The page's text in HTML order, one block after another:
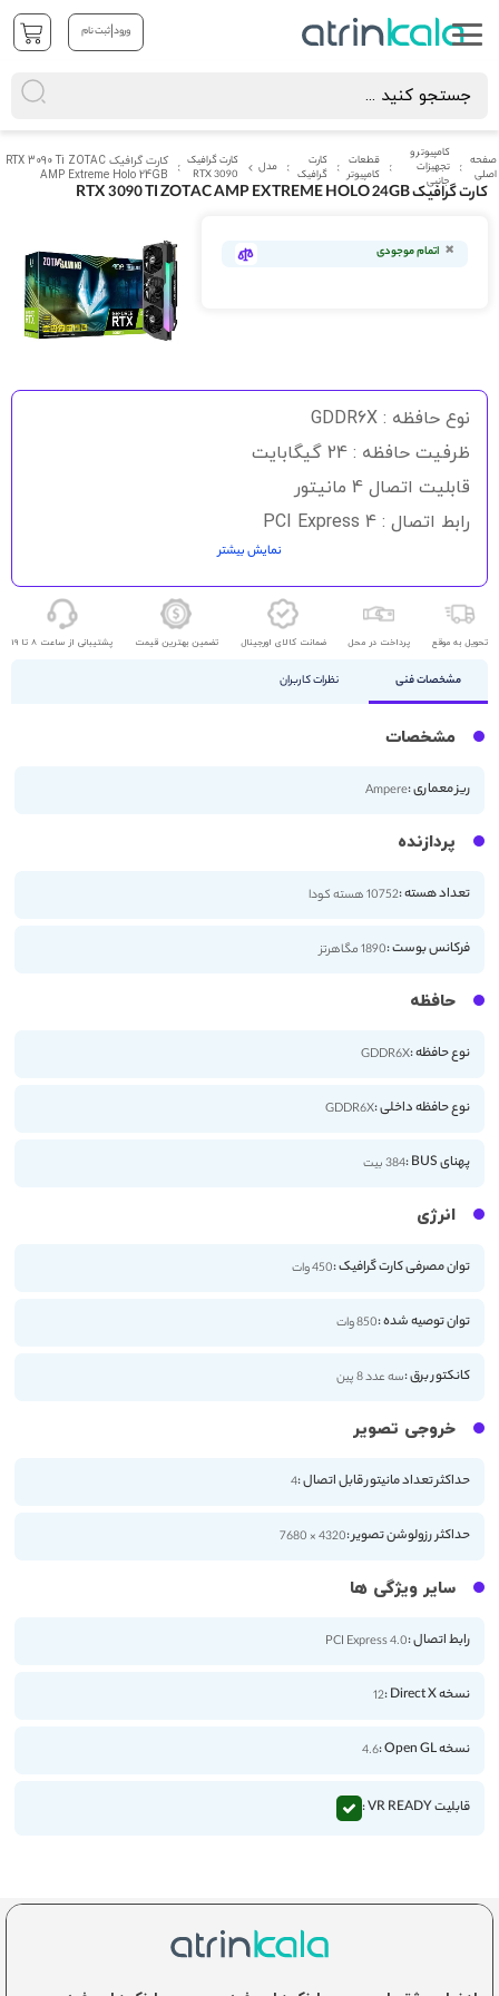
ورود|ثبت نام
صفحه
اصلی
کامپیوتر و
تجهیزات
جانبی
قطعات
کامپیوتر
کارت
گرافیک
مدل
کارت گرافیک
RTX 3090
کارت گرافیک RTX 3090 Ti ZOTAC
AMP Extreme Holo 24GB
کارت گرافیک RTX 3090 TI ZOTAC AMP EXTREME HOLO 24GB
به
انتهای
گالری
تصاویر
اتمام موجودی
نوع حافظه : GDDR6X
ظرفیت حافظه : 24 گیگابایت
قابلیت اتصال 4 مانیتور
رابط اتصال : PCI Express 4
نمایش بیشتر
تحویل به موقع پرداخت در محل ضمانت کالای اورجینال تضمین بهترین قیمت پشتیبانی از ساعت 8 تا 19
مشخصات فنی نظرات کاربران
مشخصات
ریز معماری :Ampere
پردازنده
تعداد هسته :10752 هسته کودا
فرکانس بوست :1890 مگاهرتز
حافظه
نوع حافظه :GDDR6X
نوع حافظه داخلی :GDDR6X
پهنای BUS : 384 بیت
انرژی
توان مصرفی کارت گرافیک :450 وات
توان توصیه شده :850 وات
کانکتور برق :سه عدد 8 پین
خروجی تصویر
حداکثر تعداد مانیتور قابل اتصال :4
حداکثر رزولوشن تصویر :4320 × 7680
سایر ویژگی ها
رابط اتصال :PCI Express 4.0
نسخه Direct X : 12
نسخه Open GL : 4.6
قابلیت VR READY :